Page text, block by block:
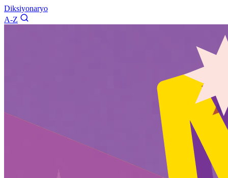
Diksiyonaryo
A-Z